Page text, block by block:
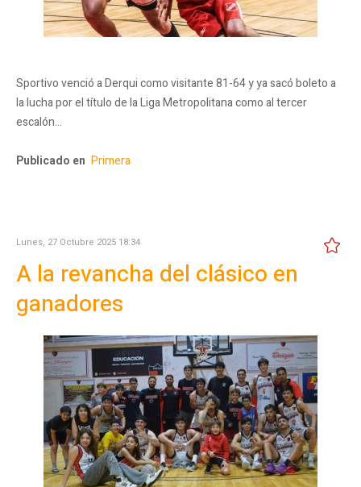
Sportivo venció a Derqui como visitante 81-64 y ya sacó boleto a
la lucha por el título de la Liga Metropolitana como al tercer
escalón…
Publicado en Primera
Lunes, 27 Octubre 2025 18:34
A la revancha del clásico en
ganadores